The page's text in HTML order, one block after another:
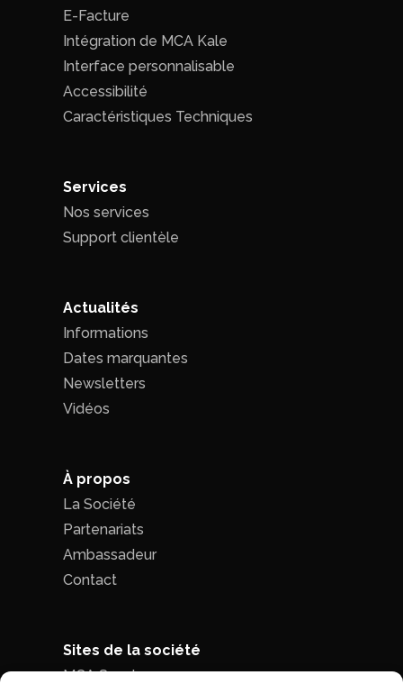
E-Facture
Intégration de MCA Kale
Interface personnalisable
Accessibilité
Caractéristiques Techniques
Services
Nos services
Support clientèle
Actualités
Informations
Dates marquantes
Newsletters
Vidéos
À propos
La Société
Partenariats
Ambassadeur
Contact
Sites de la société
MCA Seed